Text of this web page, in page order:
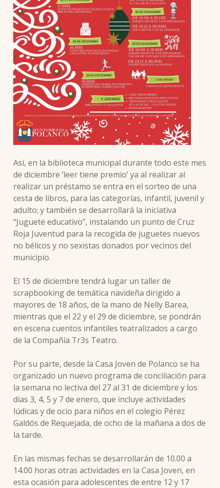
Así, en la biblioteca municipal durante todo este mes
de diciembre ‘leer tiene premio’ ya al realizar al
realizar un préstamo se entra en el sorteo de una
cesta de libros, para las categorías, infantil, juvenil y
adulto; y también se desarrollará la iniciativa
“Juguete educativo”, instalando un punto de Cruz
Roja Juventud para la recogida de juguetes nuevos
no bélicos y no sexistas donados por vecinos del
municipio.
El 15 de diciembre tendrá lugar un taller de
scrapbooking de temática navideña dirigido a
mayores de 18 años, de la mano de Nelly Barea,
mientras que el 22 y el 29 de diciembre, se pondrán
en escena cuentos infantiles teatralizados a cargo
de la Compañía Tr3s Teatro.
Por su parte, desde la Casa Joven de Polanco se ha
organizado un nuevo programa de conciliación para
la semana no lectiva del 27 al 31 de diciembre y los
días 3, 4, 5 y 7 de enero, que incluye actividades
lúdicas y de ocio para niños en el colegio Pérez
Galdós de Requejada, de ocho de la mañana a dos de
la tarde.
En las mismas fechas se desarrollarán de 10.00 a
14.00 horas otras actividades en la Casa Joven, en
esta ocasión para adolescentes de entre 12 y 17